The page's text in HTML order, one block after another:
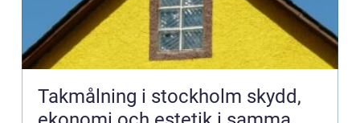
Takmålning i stockholm skydd,